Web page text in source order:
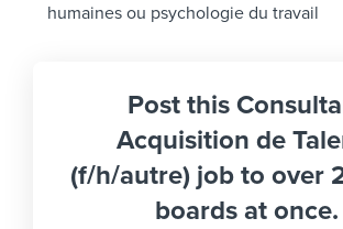
humaines ou psychologie du travail
Post this
Acquisition de
(f/h/autre) job to over
boards at once.